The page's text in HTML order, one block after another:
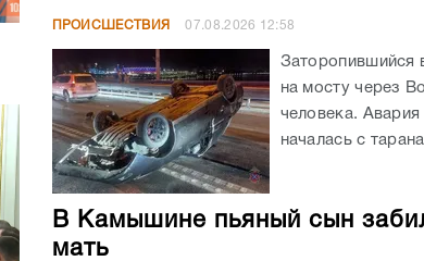
ПРОИСШЕСТВИЯ 07.08.2026 12:58
Заторопившийся
на мосту через
человека.
началась с
В Камышине пьяный сын
мать